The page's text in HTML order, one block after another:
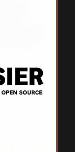
- à Nègrepelisse